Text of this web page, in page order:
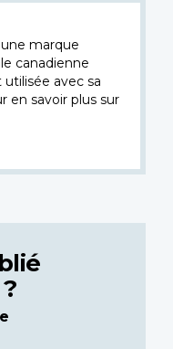
marque
canadienne
avec sa
en savoir plus sur